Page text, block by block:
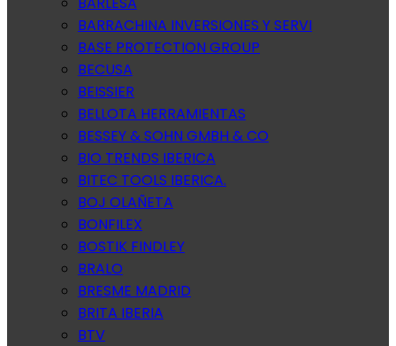
BARRACHINA INVERSIONES Y SERVI
BASE PROTECTION GROUP
BECUSA
BEISSIER
BELLOTA HERRAMIENTAS
BESSEY & SOHN GMBH & CO
BIO TRENDS IBERICA
BITEC TOOLS IBERICA.
BOJ OLAÑETA
BONFILEX
BOSTIK FINDLEY
BRALO
BRESME MADRID
BRITA IBERIA
BTV